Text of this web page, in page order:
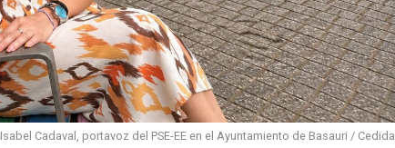
Isabel Cadaval, portavoz del PSE-EE en el Ayuntamiento de Basauri / Cedida